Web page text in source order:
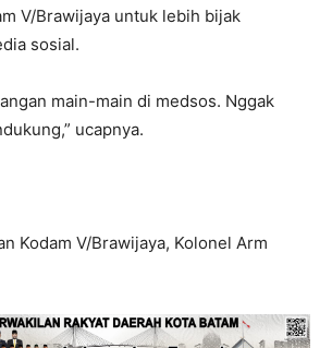
V/Brawijaya untuk lebih bijak
sosial.
main-main di medsos. Nggak
ucapnya.
Kodam V/Brawijaya, Kolonel Arm